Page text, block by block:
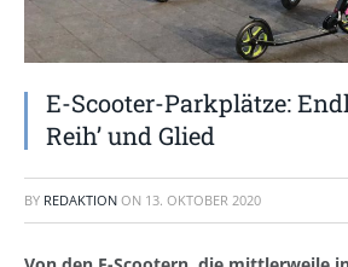
E-Scooter-Parkplätze:
Reih’ und Glied
BY REDAKTION ON 13. OKTOBER 2020